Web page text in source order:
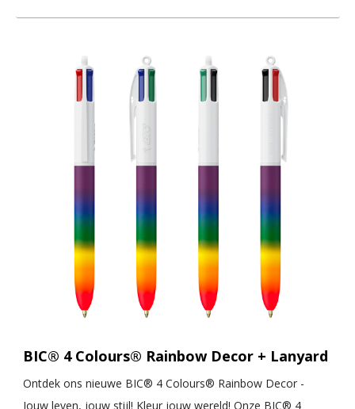
BIC® 4 Colours® Rainbow Decor + Lanyard
Ontdek ons ​​nieuwe BIC® 4 Colours® Rainbow Decor -
Jouw leven, jouw stijl! Kleur jouw wereld! Onze BIC® 4